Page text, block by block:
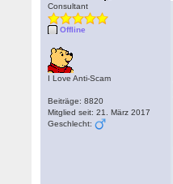
Consultant
Offline
I Love Anti-Scam
Beiträge: 8820
Mitglied seit: 21. März 2017
Geschlecht: